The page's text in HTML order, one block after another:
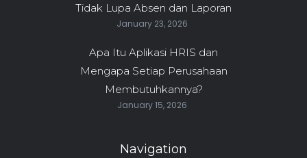
Tidak Lupa Absen dan Laporan
January 23, 2026
Apa Itu Aplikasi HRIS dan
Mengapa Setiap Perusahaan
Membutuhkannya?
January 15, 2026
Navigation